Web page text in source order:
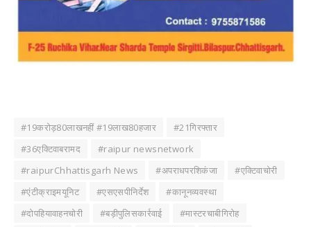
#19करोड़80लाखनहीं #19लाख80हजार
#21गिरफ्तार
#36एक्टिवाबरामद
#raipur newsnetwork
#raipurChhattisgarh News
#अपराधपरशिकंजा
#एक्टिवाचोरी
#एंटीक्राइमयूनिट
#एसएसपीनिर्देश
#कानूनव्यवस्था
#दोपहियावाहनचोरी
#बड़ीपुलिसकार्रवाई
#मास्टरचाबीगिरोह